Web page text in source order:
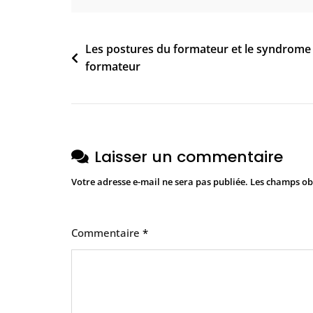
Navigation
de
Les postures du formateur et le syndrome
formateur
Laisser un commentaire
Votre adresse e-mail ne sera pas publiée. Les champs
Commentaire *